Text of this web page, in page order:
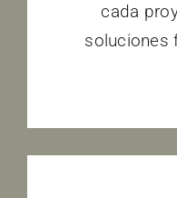
cada
soluciones